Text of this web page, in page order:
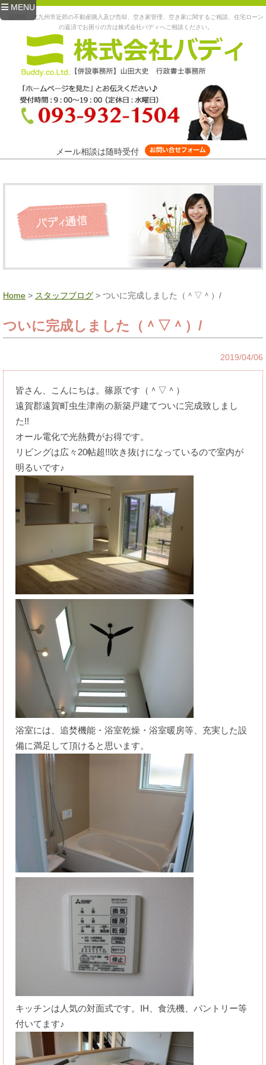
MENU
福岡県、北九州市近郊の不動産購入及び売却、空き家管理、空き家に関するご相談、住宅ローン
の返済でお困りの方は株式会社バディへご相談ください。
メール相談は随時受付
Home > スタッフブログ > ついに完成しました（＾▽＾）/
ついに完成しました（＾▽＾）/
2019/04/06
皆さん、こんにちは。篠原です（＾▽＾）
遠賀郡遠賀町虫生津南の新築戸建てついに完成致しまし
た!!
オール電化で光熱費がお得です。
リビングは広々20帖超!!吹き抜けになっているので室内が
明るいです♪
浴室には、追焚機能・浴室乾燥・浴室暖房等、充実した設
備に満足して頂けると思います。
キッチンは人気の対面式です。IH、食洗機、パントリー等
付いてます♪